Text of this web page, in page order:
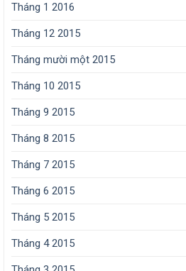
Tháng 1 2016
Tháng 12 2015
Tháng mười một 2015
Tháng 10 2015
Tháng 9 2015
Tháng 8 2015
Tháng 7 2015
Tháng 6 2015
Tháng 5 2015
Tháng 4 2015